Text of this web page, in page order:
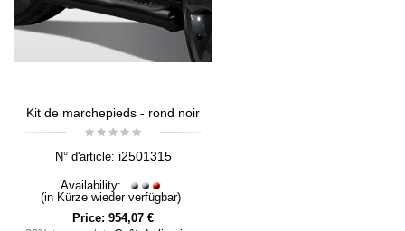
Kit de marchepieds - rond noir
N° d'article: i2501315
Availability:
(in Kürze wieder verfügbar)
Price: 954,07 €